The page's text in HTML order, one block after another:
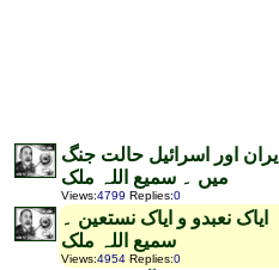
ایران اور اسرائیل حالت جنگ
میں ۔ سمیع اللہ ملک
Views:4799 Replies:0
ایاک نعبدو و ایاک نستعین ۔
سمیع اللہ ملک
Views:4954 Replies:0